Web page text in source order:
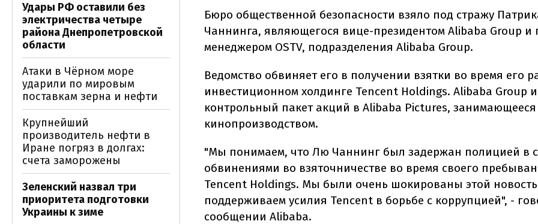
Бюро общественной безопасности взяло под стражу
Чаннинга, являющегося вице-президентом Alibaba Group и
менеджером OSTV, подразделения Alibaba Group.
Ведомство обвиняет его в получении взятки во время его
инвестиционном холдинге Tencent Holdings. Alibaba Group
контрольный пакет акций в Alibaba Pictures, занимающееся
кинопроизводством.
"Мы понимаем, что Лю Чаннинг был задержан полицией в
обвинениями во взяточничестве во время своего
Tencent Holdings. Мы были очень шокированы этой
поддерживаем усилия Tencent в борьбе с коррупцией", -
сообщении Alibaba.
Удары РФ оставили без
электричества четыре
района Днепропетровской
области
Атаки в Чёрном море
ударили по мировым
поставкам зерна и нефти
Крупнейший
производитель нефти в
Иране погряз в долгах:
счета заморожены
Зеленский назвал три
приоритета подготовки
Украины к зиме